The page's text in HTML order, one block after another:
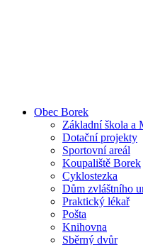
Obec Borek
Základní škola a
Dotační projekty
Sportovní areál
Koupaliště Borek
Cyklostezka
Dům zvláštního
Praktický lékař
Pošta
Knihovna
Sběrný dvůr